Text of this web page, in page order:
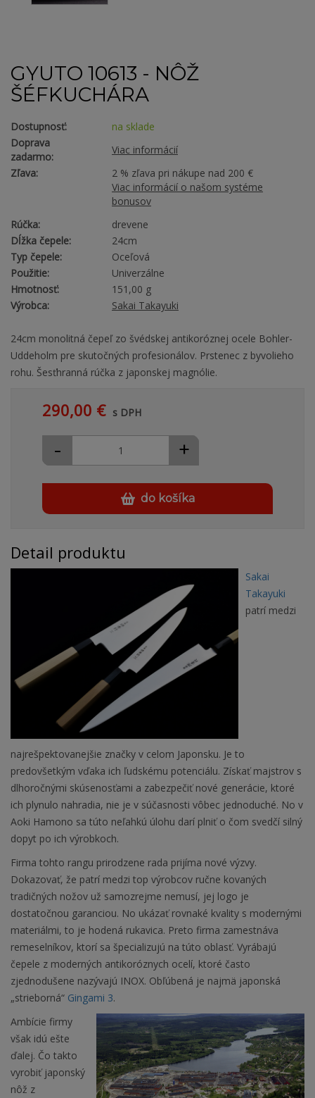
GYUTO 10613 - NÔŽ
ŠÉFKUCHÁRA
Dostupnosť:
na sklade
Doprava
zadarmo:
Viac informácií
Zľava:
2 % zľava pri nákupe nad 200 €
Viac informácií o našom systéme
bonusov
Rúčka:
drevene
Dĺžka čepele:
24cm
Typ čepele:
Oceľová
Použitie:
Univerzálne
Hmotnosť:
151,00 g
Výrobca:
Sakai Takayuki
24cm monolitná čepeľ zo švédskej antikoróznej ocele Bohler-
Uddeholm pre skutočných profesionálov. Prstenec z byvolieho
rohu. Šesťhranná rúčka z japonskej magnólie.
290,00 € s DPH
+
-
do košíka
Detail produktu
Sakai
Takayuki
patrí medzi
najrešpektovanejšie značky v celom Japonsku. Je to
predovšetkým vďaka ich ľudskému potenciálu. Získať majstrov s
dlhoročnými skúsenosťami a zabezpečiť nové generácie, ktoré
ich plynulo nahradia, nie je v súčasnosti vôbec jednoduché. No v
Aoki Hamono sa túto neľahkú úlohu darí plniť o čom svedčí silný
dopyt po ich výrobkoch.
Firma tohto rangu prirodzene rada prijíma nové výzvy.
Dokazovať, že patrí medzi top výrobcov ručne kovaných
tradičných nožov už samozrejme nemusí, jej logo je
dostatočnou garanciou. No ukázať rovnaké kvality s modernými
materiálmi, to je hodená rukavica. Preto firma zamestnáva
remeselníkov, ktorí sa špecializujú na túto oblasť. Vyrábajú
čepele z moderných antikoróznych ocelí, ktoré často
zjednodušene nazývajú INOX. Obľúbená je najmä japonská
„strieborná“ Gingami 3.
Ambície firmy
však idú ešte
ďalej. Čo takto
vyrobiť japonský
nôž z